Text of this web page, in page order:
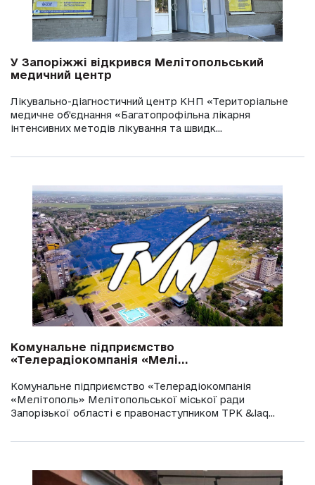
У Запоріжжі відкрився Мелітопольський
медичний центр
Лікувально-діагностичний центр КНП «Територіальне
медичне об’єднання «Багатопрофільна лікарня
інтенсивних методів лікування та швидк...
Комунальне підприємство
«Телерадіокомпанія «Мелі...
Комунальне підприємство «Телерадіокомпанія
«Мелітополь» Мелітопольської міської ради
Запорізької області є правонаступником ТРК &laq...